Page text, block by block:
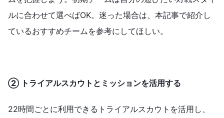
ルに合わせて選べばOK。迷った場合は、本記事で紹介し
ているおすすめチームを参考にしてほしい。
② トライアルスカウトとミッションを活用する
22時間ごとに利用できるトライアルスカウトを活用し、